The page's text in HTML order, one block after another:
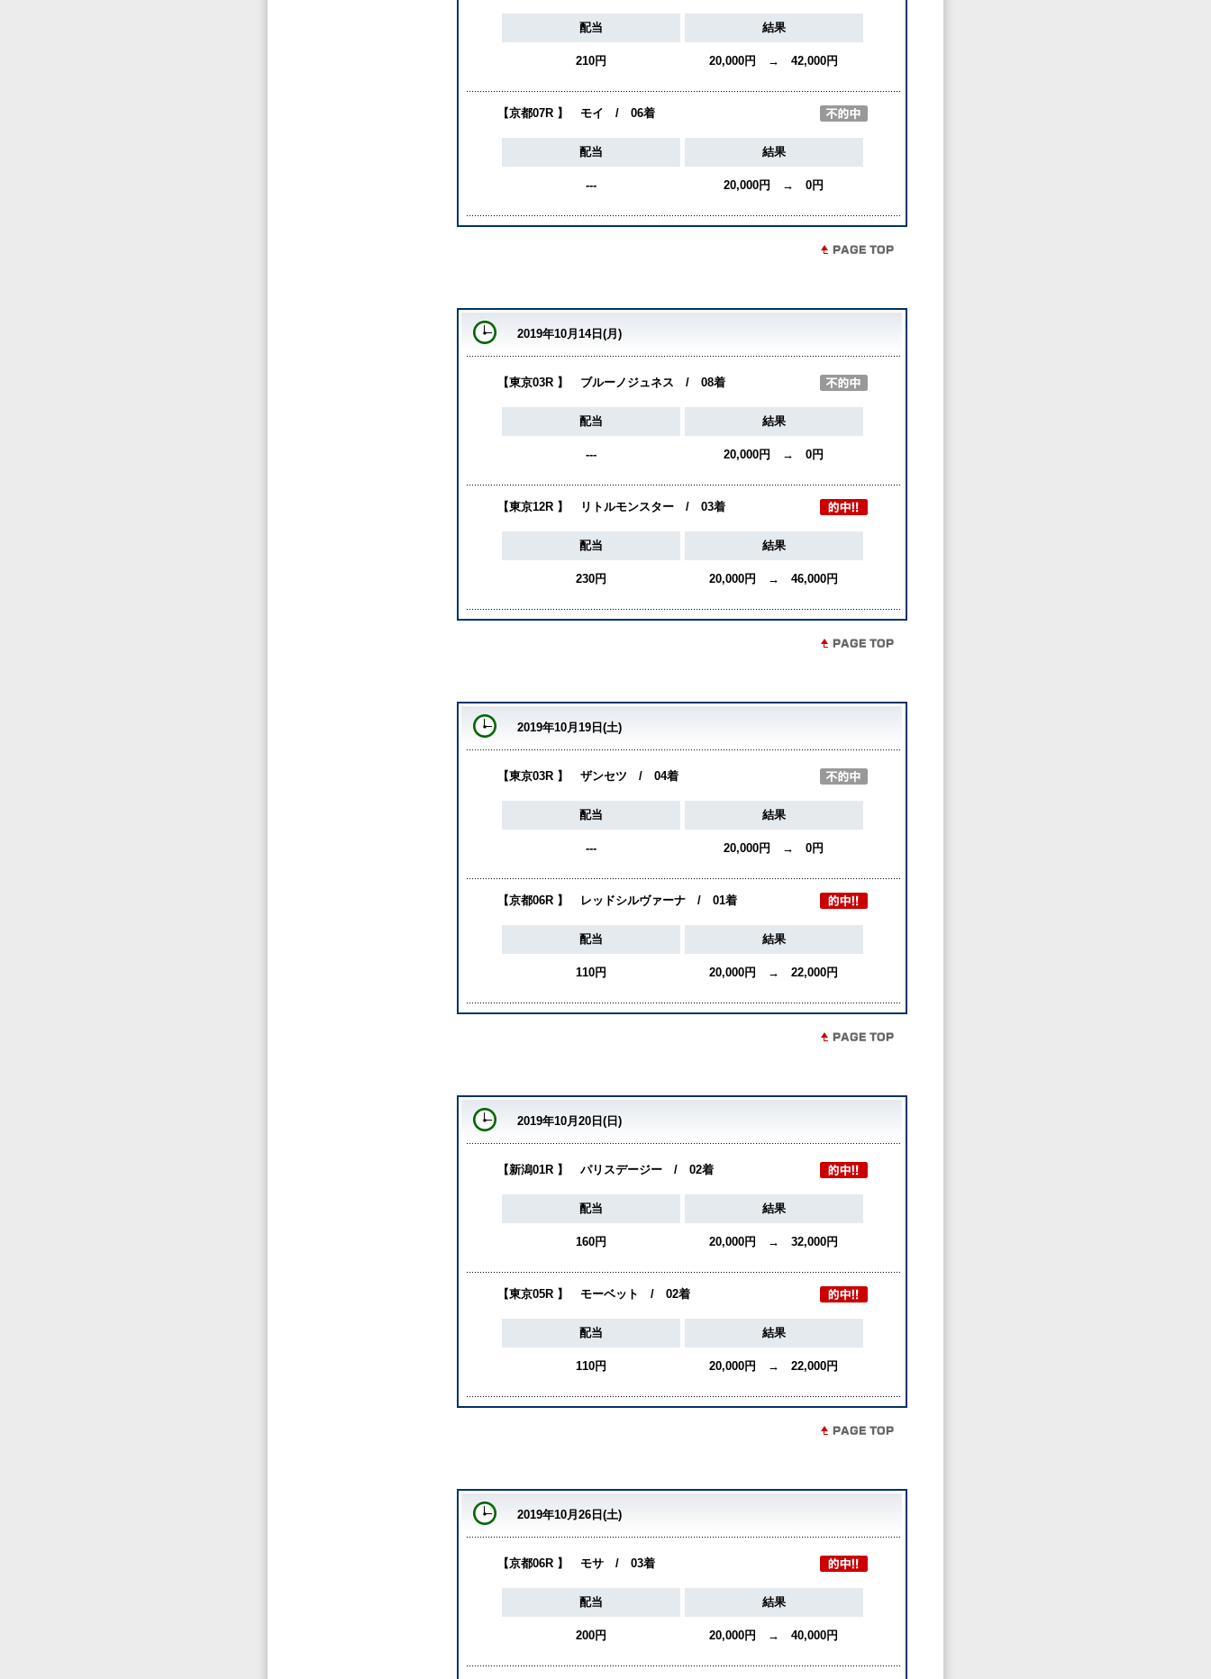
配当 結果
210円 20,000円 → 42,000円
【京都07R 】 モイ / 06着
配当 結果
--- 20,000円 → 0円
2019年10月14日(月)
【東京03R 】 ブルーノジュネス / 08着
配当 結果
--- 20,000円 → 0円
【東京12R 】 リトルモンスター / 03着
配当 結果
230円 20,000円 → 46,000円
2019年10月19日(土)
【東京03R 】 ザンセツ / 04着
配当 結果
--- 20,000円 → 0円
【京都06R 】 レッドシルヴァーナ / 01着
配当 結果
110円 20,000円 → 22,000円
2019年10月20日(日)
【新潟01R 】 パリスデージー / 02着
配当 結果
160円 20,000円 → 32,000円
【東京05R 】 モーベット / 02着
配当 結果
110円 20,000円 → 22,000円
2019年10月26日(土)
【京都06R 】 モサ / 03着
配当 結果
200円 20,000円 → 40,000円